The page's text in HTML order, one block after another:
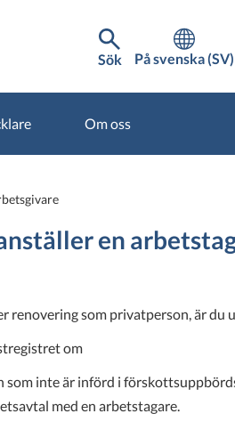
Sök På svenska (SV)
Om oss
en
renovering som privatperson, är du
om
som inte är införd i
med en arbetstagare.